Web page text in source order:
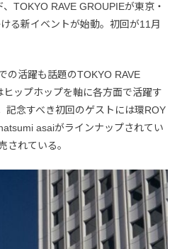
TOKYO RAVE GROUPIEが東京・
る新イベントが始動。初回が11月
の活躍も話題のTOKYO RAVE
ップホップを軸に各方面で活躍す
記念すべき初回のゲストには環ROY
asaiがラインナップされてい
されている。